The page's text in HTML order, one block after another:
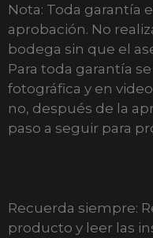
Nota: Toda garantía
aprobación. No
bodega sin que el
Para toda garantía
fotográfica y en
no, después de la
paso a seguir para
Recuerda siempre:
producto y leer las